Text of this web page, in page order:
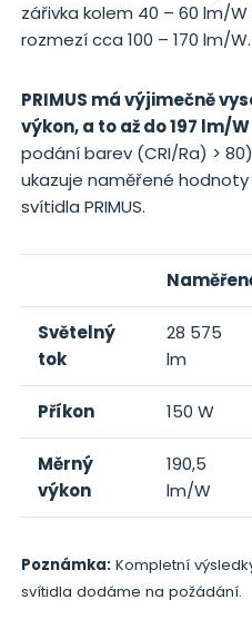
zářivka kolem 40 – 60 lm/
rozmezí cca 100 – 170 lm/W.
PRIMUS má výjimečně
výkon, a to až do 197 lm/W
podání barev (CRI/Ra) >
ukazuje naměřené
svítidla PRIMUS.
Světelný
tok
28 575
lm
Příkon 150 W
Měrný
výkon
190,5
lm/W
Poznámka:Kompletní
svítidla dodáme na požádání.